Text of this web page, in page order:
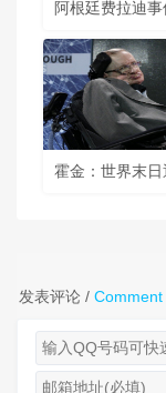
发表评论 / Comment